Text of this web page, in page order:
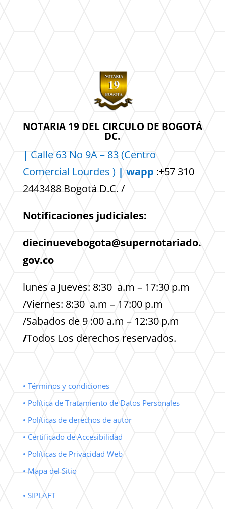
NOTARIA 19 DEL CIRCULO DE BOGOTÁ
DC.
| Calle 63 No 9A – 83 (Centro
Comercial Lourdes ) | wapp :+57 310
2443488 Bogotá D.C. /
Notificaciones judiciales:
diecinuevebogota@supernotariado.
gov.co
lunes a Jueves: 8:30 a.m – 17:30 p.m
/Viernes: 8:30 a.m – 17:00 p.m
/Sabados de 9 :00 a.m – 12:30 p.m
/Todos Los derechos reservados.
• Términos y condiciones
• Política de Tratamiento de Datos Personales
• Políticas de derechos de autor
• Certificado de Accesibilidad
• Políticas de Privacidad Web
• Mapa del Sitio
• SIPLAFT